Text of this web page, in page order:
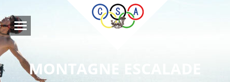
MONTAGNE ESCALADE